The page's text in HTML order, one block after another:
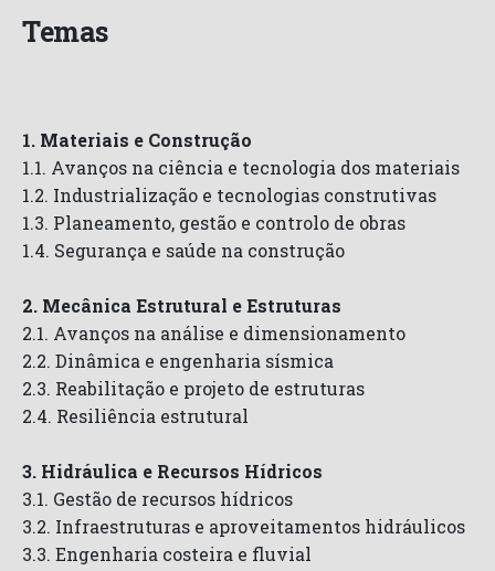
Temas
1. Materiais e Construção
1.1. Avanços na ciência e tecnologia dos materiais
1.2. Industrialização e tecnologias construtivas
1.3. Planeamento, gestão e controlo de obras
1.4. Segurança e saúde na construção
2. Mecânica Estrutural e Estruturas
2.1. Avanços na análise e dimensionamento
2.2. Dinâmica e engenharia sísmica
2.3. Reabilitação e projeto de estruturas
2.4. Resiliência estrutural
3. Hidráulica e Recursos Hídricos
3.1. Gestão de recursos hídricos
3.2. Infraestruturas e aproveitamentos hidráulicos
3.3. Engenharia costeira e fluvial